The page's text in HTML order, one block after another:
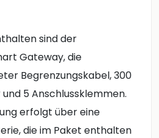
sind der
Gateway, die
Begrenzungskabel, 300
5 Anschlussklemmen.
erfolgt über eine
die im Paket enthalten